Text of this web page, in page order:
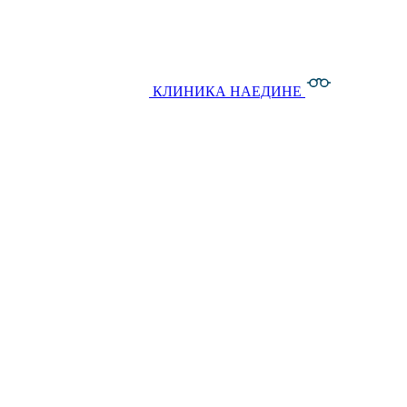
КЛИНИКА НАЕДИНЕ